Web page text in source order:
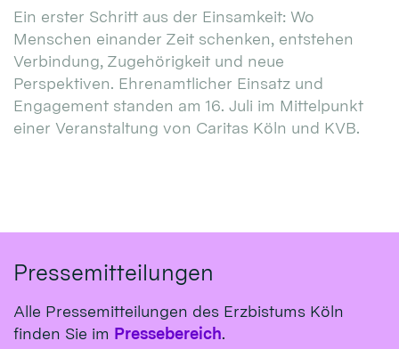
Ein erster Schritt aus der Einsamkeit: Wo
Menschen einander Zeit schenken, entstehen
Verbindung, Zugehörigkeit und neue
Perspektiven. Ehrenamtlicher Einsatz und
Engagement standen am 16. Juli im Mittelpunkt
einer Veranstaltung von Caritas Köln und KVB.
Pressemitteilungen
Alle Pressemitteilungen des Erzbistums Köln
finden Sie im Pressebereich.